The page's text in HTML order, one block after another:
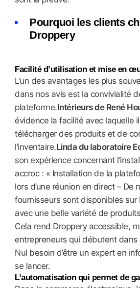
Pourquoi les clients
Droppery
Facilité d’utilisation et mise en
L’un des avantages les plus
dans nos avis est la convivialité
plateforme.Intérieurs de René
évidence la facilité avec laquelle
télécharger des produits et de
l’inventaire.Linda du laboratoire
son expérience concernant
accroc : « Installation de la
lors d’une réunion en direct – De
fournisseurs sont disponibles sur
avec une belle variété de
Cela rend Droppery accessible,
entrepreneurs qui débutent dans
Nul besoin d’être un expert en
se lancer.
L’automatisation qui permet de